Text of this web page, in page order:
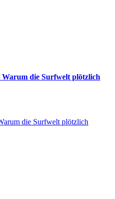
die Surfwelt plötzlich
die Surfwelt plötzlich